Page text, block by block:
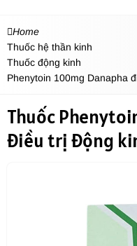
Home
Thuốc hệ thần kinh
Thuốc động kinh
Phenytoin 100mg Danapha
Thuốc
điều trị động